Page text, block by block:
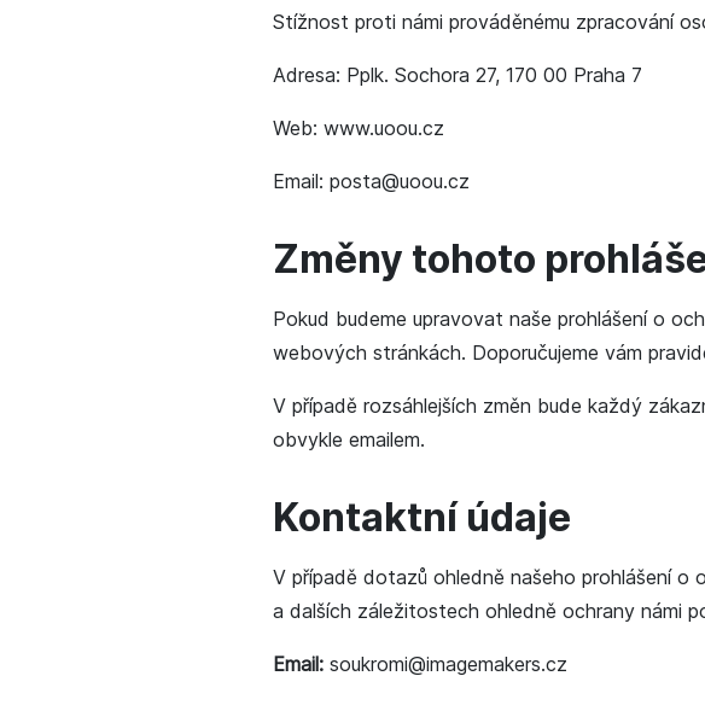
Stížnost proti námi prováděnému zpracování
Adresa: Pplk. Sochora 27, 170 00 Praha 7
Web: www.uoou.cz
Email: posta@uoou.cz
Změny tohoto
Pokud budeme upravovat naše prohlášení o
webových stránkách. Doporučujeme vám
V případě rozsáhlejších změn bude každý
obvykle emailem.
Kontaktní údaje
V případě dotazů ohledně našeho prohlášení o
a dalších záležitostech ohledně ochrany námi
Email: soukromi@imagemakers.cz